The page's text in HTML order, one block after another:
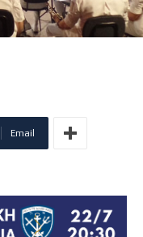
Email